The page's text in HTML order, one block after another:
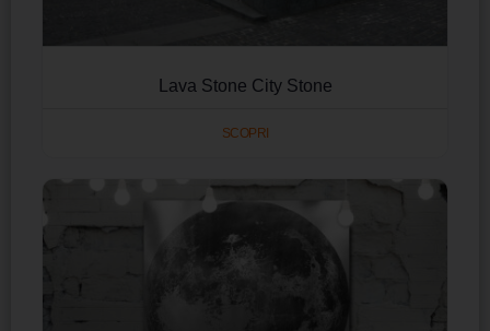
Lava Stone City Stone
SCOPRI